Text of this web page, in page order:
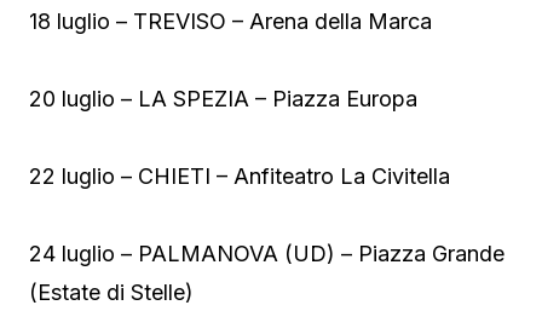
18 luglio – TREVISO – Arena della Marca
20 luglio – LA SPEZIA – Piazza Europa
22 luglio – CHIETI – Anfiteatro La Civitella
24 luglio – PALMANOVA (UD) – Piazza Grande
(Estate di Stelle)